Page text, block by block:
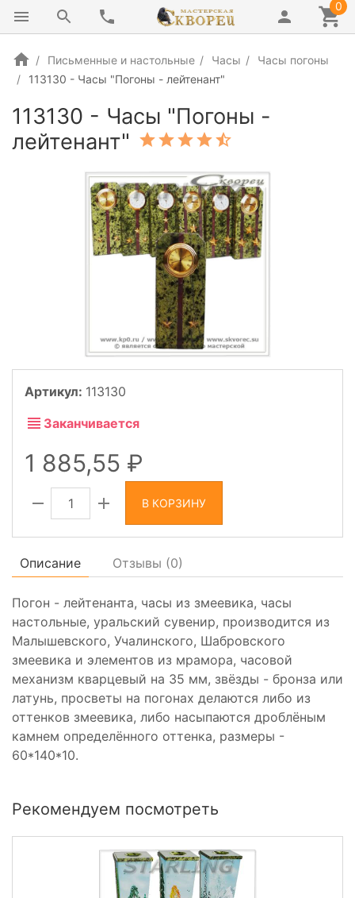
0
Письменные и настольные Часы
Часы погоны
113130 - Часы "Погоны - лейтенант"
113130 - Часы "Погоны -
лейтенант"
Артикул: 113130
Заканчивается
1 885,55
В КОРЗИНУ
Описание Отзывы (0)
Погон - лейтенанта, часы из змеевика, часы
настольные, уральский сувенир, производится из
Малышевского, Учалинского, Шабровского
змеевика и элементов из мрамора, часовой
механизм кварцевый на 35 мм, звёзды - бронза или
латунь, просветы на погонах делаются либо из
оттенков змеевика, либо насыпаются дроблёным
камнем определённого оттенка, размеры -
60*140*10.
Рекомендуем посмотреть